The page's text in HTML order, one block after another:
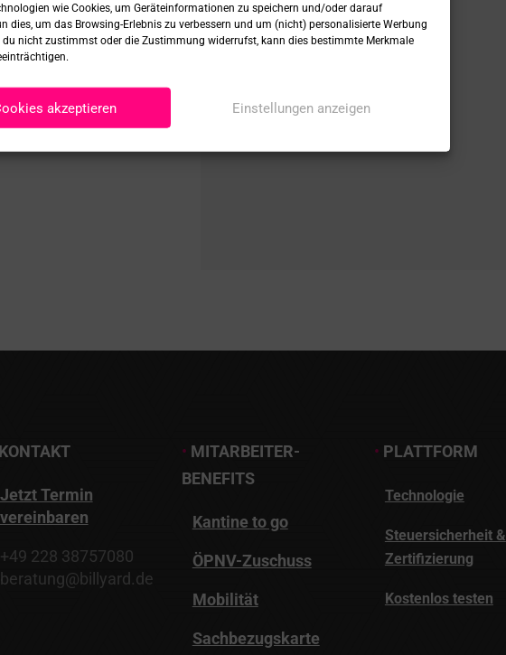
wie Cookies, um Geräteinformationen zu speichern und/oder darauf
dies, um das Browsing-Erlebnis zu verbessern und um (nicht) personalisierte Werbung
du nicht zustimmst oder die Zustimmung widerrufst, kann dies bestimmte Merkmale
akzeptieren Einstellungen anzeigen
KONTAKT
Jetzt Termin
vereinbaren
+49 228 38757080
beratung@billyard.de
• MITARBEITER-
BENEFITS
Kantine to go
ÖPNV-Zuschuss
Mobilität
Sachbezugskarte
• PLATTFORM
Technologie
Steuersicherheit &
Zertifizierung
Kostenlos testen